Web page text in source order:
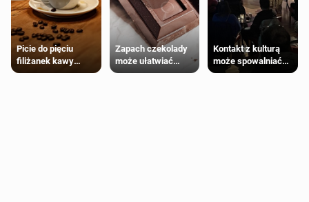
Picie do pięciu
filiżanek kawy
dziennie jest
Zapach czekolady
może ułatwiać
trening siłowy
Kontakt z kulturą
może spowalniać
starzenie